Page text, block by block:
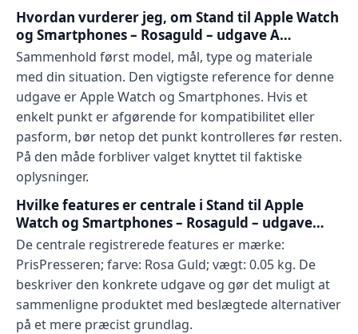
Hvordan vurderer jeg, om Stand til Apple Watch
og Smartphones – Rosaguld – udgave A…
Sammenhold først model, mål, type og materiale
med din situation. Den vigtigste reference for denne
udgave er Apple Watch og Smartphones. Hvis et
enkelt punkt er afgørende for kompatibilitet eller
pasform, bør netop det punkt kontrolleres før resten.
På den måde forbliver valget knyttet til faktiske
oplysninger.
Hvilke features er centrale i Stand til Apple
Watch og Smartphones – Rosaguld – udgave…
De centrale registrerede features er mærke:
PrisPresseren; farve: Rosa Guld; vægt: 0.05 kg. De
beskriver den konkrete udgave og gør det muligt at
sammenligne produktet med beslægtede alternativer
på et mere præcist grundlag.